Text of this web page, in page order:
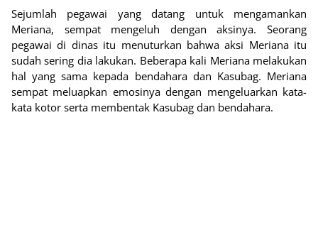
Sejumlah pegawai yang datang untuk mengamankan
Meriana, sempat mengeluh dengan aksinya. Seorang
pegawai di dinas itu menuturkan bahwa aksi Meriana itu
sudah sering dia lakukan. Beberapa kali Meriana melakukan
hal yang sama kepada bendahara dan Kasubag. Meriana
sempat meluapkan emosinya dengan mengeluarkan kata-
kata kotor serta membentak Kasubag dan bendahara.